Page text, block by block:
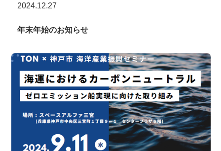
2024.12.27
年末年始のお知らせ